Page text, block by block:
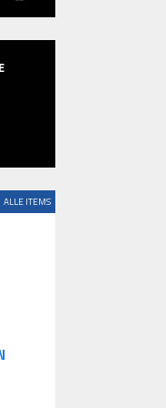
ALLE ITEMS